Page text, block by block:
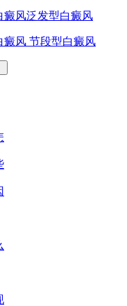
癜风泛发型白癜风
癜风 节段型白癜风